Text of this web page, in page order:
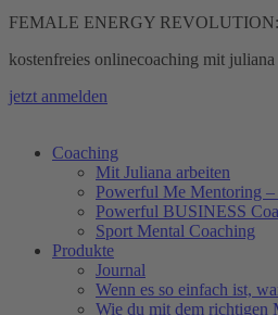
FEMALE ENERGY REVOLUTION:
kostenfreies onlinecoaching mit juliana
jetzt anmelden
Coaching
Mit Juliana arbeiten
Powerful Me Mentoring –
Powerful BUSINESS
Sport Mental Coaching
Produkte
Journal
Wenn es so einfach ist,
Wie du mit dem richtigen